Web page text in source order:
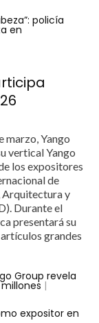
policía
en
marzo, Yango
vertical Yango
los expositores
de
y
Durante el
presentará su
grandes
Group revela
|
expositor en